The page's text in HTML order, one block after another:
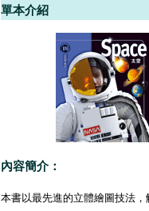
單本介紹
內容簡介：
本書以最先進的立體繪圖技法